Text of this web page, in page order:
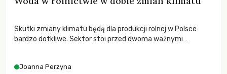
Skutki zmiany klimatu będą dla produkcji rolnej w Polsce
bardzo dotkliwe. Sektor stoi przed dwoma ważnymi
zachodzących zmian klimatycznych. Wymagać to będzie
Joanna Perzyna